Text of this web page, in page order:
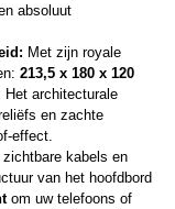
absoluut
Met zijn royale
213,5 x 180 x 120
architecturale
en zachte
effect.
zichtbare kabels en
van het hoofdbord
om uw telefoons of